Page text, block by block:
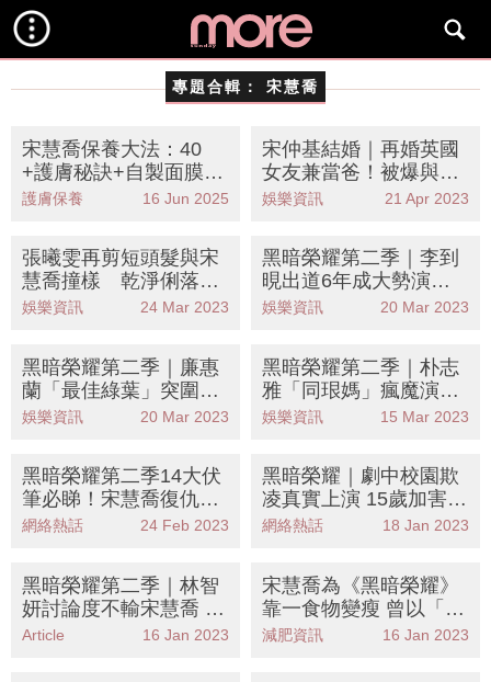
專題合輯： 宋慧喬
宋慧喬保養大法：40
+護膚秘訣+自製面膜教
學分享！
護膚保養 16 Jun 2025
宋仲基結婚｜再婚英國
女友兼當爸！被爆與宋
慧喬離婚3個月同居 暗
娛樂資訊 21 Apr 2023
張曦雯再剪短頭髮與宋
慧喬撞樣 乾淨俐落造
型成功減齡10歲
娛樂資訊 24 Mar 2023
黑暗榮耀第二季｜李到
晛出道6年成大勢演員
因1件心酸事成出道目
娛樂資訊 20 Mar 2023
黑暗榮耀第二季｜廉惠
蘭「最佳綠葉」突圍而
出 出道24年演盡經典配
娛樂資訊 20 Mar 2023
黑暗榮耀第二季｜朴志
雅「同珢媽」瘋魔演技
力壓宋慧喬 獲封最強
娛樂資訊 15 Mar 2023
黑暗榮耀第二季14大伏
筆必睇！宋慧喬復仇計
劃成功、五人幫下場慘
網絡熱話 24 Feb 2023
黑暗榮耀｜劇中校園欺
凌真實上演 15歲加害者
比女二更殘忍
網絡熱話 18 Jan 2023
黑暗榮耀第二季｜林智
妍討論度不輸宋慧喬 一
脫成名被封「韓版湯
Article 16 Jan 2023
宋慧喬為《黑暗榮耀》
靠一食物變瘦 曾以「豆
腐瘦身法」+6招甩17K
減肥資訊 16 Jan 2023